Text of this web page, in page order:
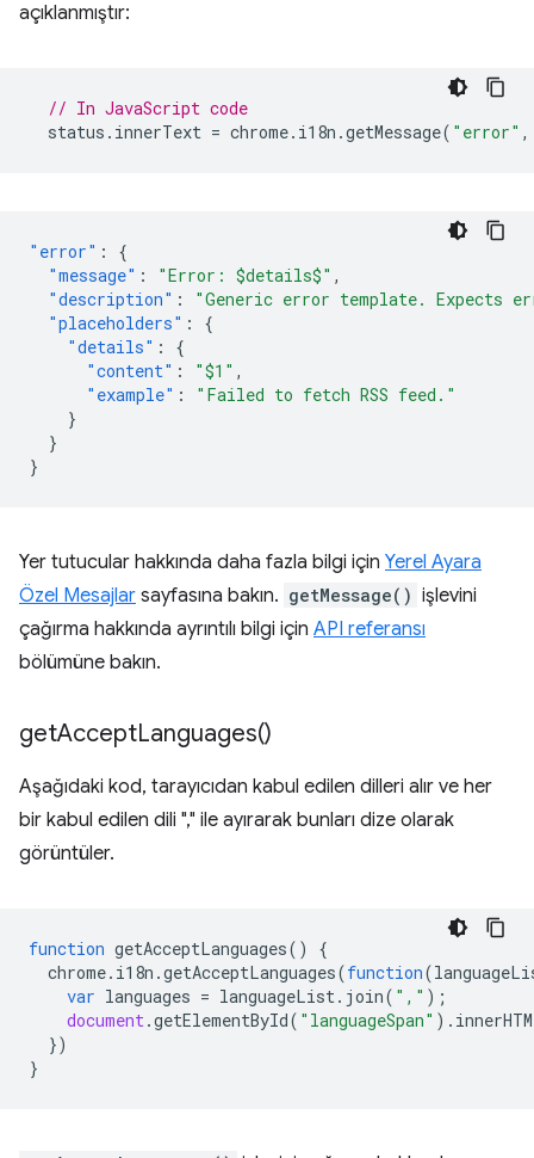
açıklanmıştır:
// In JavaScript code
status . innerText = chrome. i18n .getMessage( "error" ,
"error" :
{
"message" : "Error: $details$" ,
"description" :
"Generic error template. Expects
"placeholders" :
{
"details" :
{
"content" : "$1" ,
"example" :
"Failed to fetch RSS feed."
}
}
}
Yer tutucular hakkında daha fazla bilgi için Yerel Ayara
Özel Mesajlar sayfasına bakın. getMessage() işlevini
çağırma hakkında ayrıntılı bilgi için API referansı
bölümüne bakın.
getAcceptLanguages()
Aşağıdaki kod, tarayıcıdan kabul edilen dilleri alır ve her
bir kabul edilen dili "," ile ayırarak bunları dize olarak
görüntüler.
function getAcceptLanguages()
{
chrome. i18n .getAcceptLanguages(function(
var languages = languageList. join( "," );
document.getElementById( "languageSpan" ).
})
}